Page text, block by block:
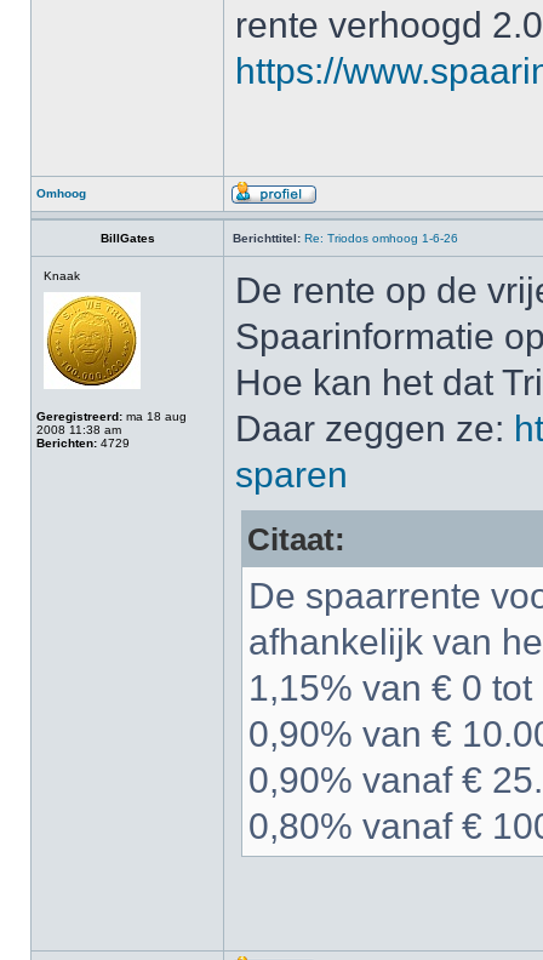
rente verhoogd
https://
Omhoog
BillGates Berichttitel: Re: Triodos omhoog 1-6-26
Knaak
Geregistreerd: ma 18 aug
2008 11:38 am
Berichten: 4729
De rente op de
Spaarinformatie
Hoe kan het dat
Daar zeggen ze:
sparen
Citaat:
De spaarrente
afhankelijk van
1,15% van € 0
0,90% van €
0,90% vanaf €
0,80% vanaf €